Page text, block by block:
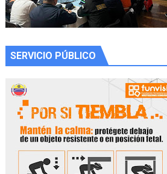
SERVICIO PÚBLICO